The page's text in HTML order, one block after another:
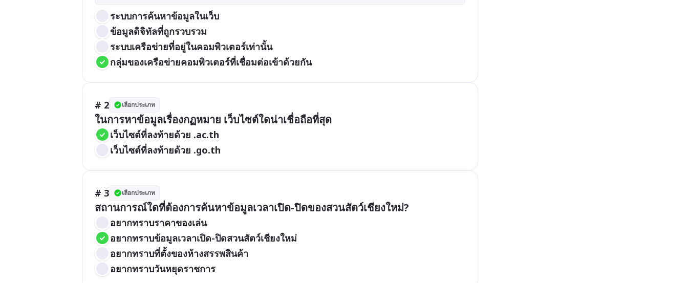
ระบบการค้นหาข้อมูลในเว็บ
ข้อมูลดิจิทัลที่ถูกรวบรวม
ระบบเครือข่ายที่อยู่ในคอมพิวเตอร์เท่านั้น
กลุ่มของเครือข่ายคอมพิวเตอร์ที่เชื่อมต่อเข้าด้วยกัน
# 2 เลือกประเภท
ในการหาข้อมูลเรื่องกฏหมาย เว็บไซต์ใดน่าเชื่อถือที่สุด
เว็บไซต์ที่ลงท้ายด้วย .ac.th
เว็บไซต์ที่ลงท้ายด้วย .go.th
# 3 เลือกประเภท
สถานการณ์ใดที่ต้องการค้นหาข้อมูลเวลาเปิด-ปิดของสวนสัตว์เชียงใหม่?
อยากทราบราคาของเล่น
อยากทราบข้อมูลเวลาเปิด-ปิดสวนสัตว์เชียงใหม่
อยากทราบที่ตั้งของห้างสรรพสินค้า
อยากทราบวันหยุดราชการ